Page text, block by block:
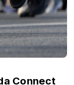
Connect